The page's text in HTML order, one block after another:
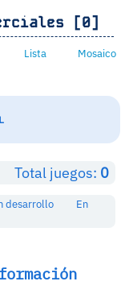
[0]
Lista Mosaico
Total juegos: 0
desarrollo
En